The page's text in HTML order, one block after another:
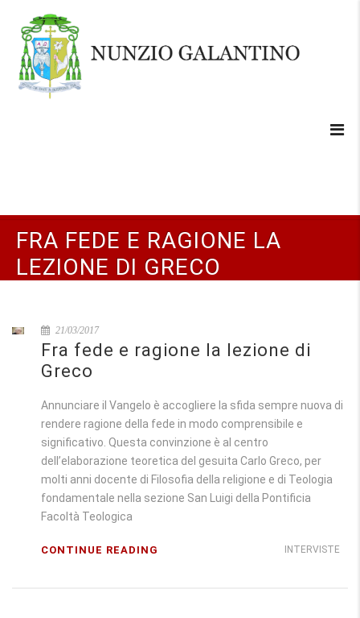
FRA FEDE E RAGIONE LA
LEZIONE DI GRECO
21/03/2017
Fra fede e ragione la lezione di
Greco
Annunciare il Vangelo è accogliere la sfida sempre nuova di
rendere ragione della fede in modo comprensibile e
significativo. Questa convinzione è al centro
dell’elaborazione teoretica del gesuita Carlo Greco, per
molti anni docente di Filosofia della religione e di Teologia
fondamentale nella sezione San Luigi della Pontificia
Facoltà Teologica
INTERVISTE
CONTINUE READING